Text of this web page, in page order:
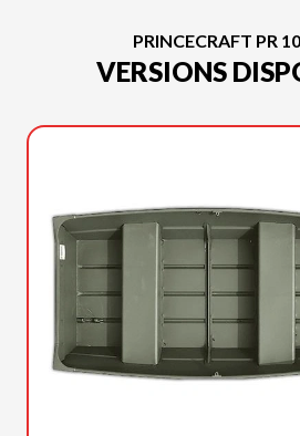
PRINCECRAFT PR
VERSIONS